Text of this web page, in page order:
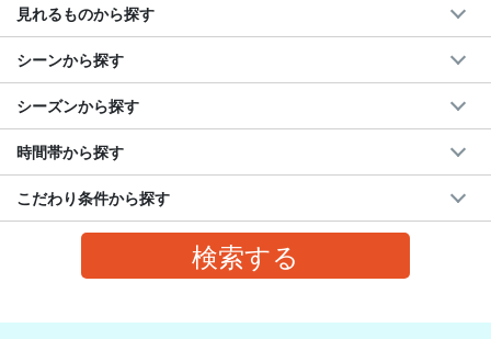
見れるものから探す
シーンから探す
シーズンから探す
時間帯から探す
こだわり条件から探す